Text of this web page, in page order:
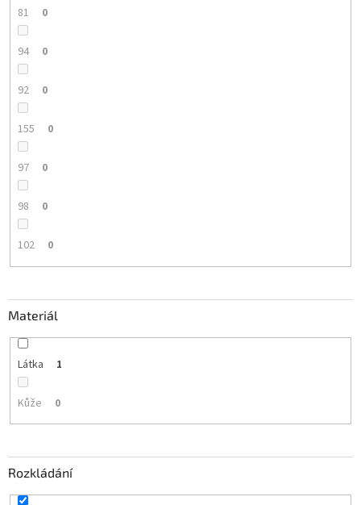
81 0
94 0
92 0
155 0
97 0
98 0
102 0
Materiál
Látka 1
Kůže 0
Rozkládání